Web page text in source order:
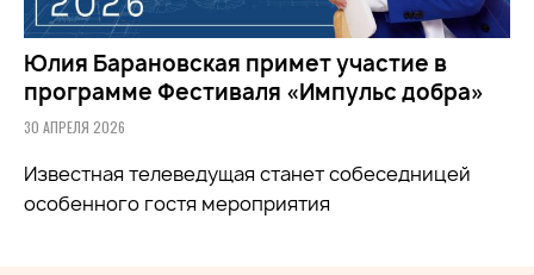
Юлия Барановская примет участие в
программе Фестиваля «Импульс добра»
30 АПРЕЛЯ 2026
Известная телеведущая станет собеседницей
особенного гостя мероприятия